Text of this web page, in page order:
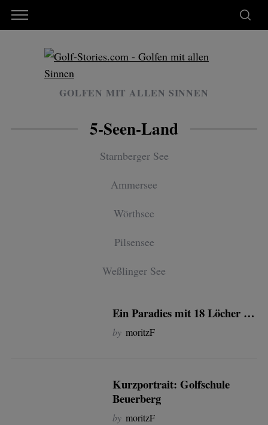
GOLFEN MIT ALLEN SINNEN
5-Seen-Land
Starnberger See
Ammersee
Wörthsee
Pilsensee
Weßlinger See
Ein Paradies mit 18 Löcher …
by moritzF
Kurzportrait: Golfschule
Beuerberg
by moritzF